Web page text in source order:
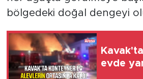
bölgedeki doğal dengeyi
evde